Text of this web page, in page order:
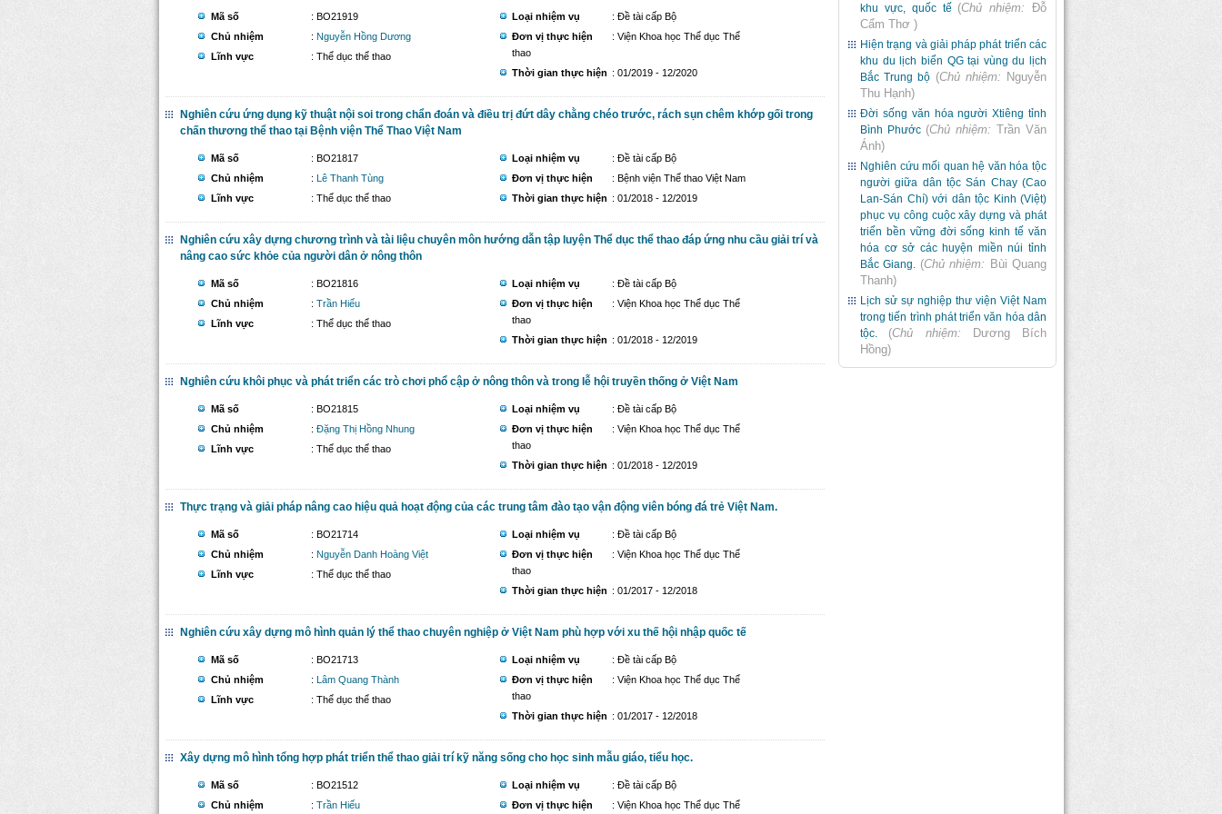
Mã số
: BO21919
Chủ nhiệm
: Nguyễn Hồng Dương
Lĩnh vực
: Thể dục thể thao
Loại nhiệm vụ
: Đề tài cấp Bộ
Đơn vị thực hiện
: Viện Khoa học Thể dục Thể
thao
Thời gian thực hiện : 01/2019 - 12/2020
Nghiên cứu ứng dụng kỹ thuật nội soi trong chẩn đoán và điều trị đứt dây chằng chéo trước, rách sụn chêm khớp gối trong
chấn thương thể thao tại Bệnh viện Thể Thao Việt Nam
Mã số
: BO21817
Chủ nhiệm
:
Lê Thanh Tùng
Lĩnh vực
: Thể dục thể thao
Loại nhiệm vụ
: Đề tài cấp Bộ
Đơn vị thực hiện
: Bệnh viện Thể thao Việt Nam
Thời gian thực hiện : 01/2018 - 12/2019
Nghiên cứu xây dựng chương trình và tài liệu chuyên môn hướng dẫn tập luyện Thể dục thể thao đáp ứng nhu cầu giải trí và
nâng cao sức khỏe của người dân ở nông thôn
Mã số
: BO21816
Chủ nhiệm
: Trần Hiếu
Lĩnh vực
: Thể dục thể thao
Loại nhiệm vụ
: Đề tài cấp Bộ
Đơn vị thực hiện
: Viện Khoa học Thể dục Thể
thao
Thời gian thực hiện : 01/2018 - 12/2019
Nghiên cứu khôi phục và phát triển các trò chơi phổ cập ở nông thôn và trong lễ hội truyền thống ở Việt Nam
Mã số
: BO21815
Chủ nhiệm
: Đặng Thị Hồng Nhung
Lĩnh vực
: Thể dục thể thao
Loại nhiệm vụ
: Đề tài cấp Bộ
Đơn vị thực hiện
: Viện Khoa học Thể dục Thể
thao
Thời gian thực hiện : 01/2018 - 12/2019
Thực trạng và giải pháp nâng cao hiệu quả hoạt động của các trung tâm đào tạo vận động viên bóng đá trẻ Việt Nam.
Mã số
: BO21714
Chủ nhiệm
: Nguyễn Danh Hoàng Việt
Lĩnh vực
: Thể dục thể thao
Loại nhiệm vụ
: Đề tài cấp Bộ
Đơn vị thực hiện
: Viện Khoa học Thể dục Thể
thao
Thời gian thực hiện : 01/2017 - 12/2018
Nghiên cứu xây dựng mô hình quản lý thể thao chuyên nghiệp ở Việt Nam phù hợp với xu thế hội nhập quốc tế
Mã số
: BO21713
Chủ nhiệm
:
Lâm Quang Thành
Lĩnh vực
: Thể dục thể thao
Loại nhiệm vụ
: Đề tài cấp Bộ
Đơn vị thực hiện
: Viện Khoa học Thể dục Thể
thao
Thời gian thực hiện : 01/2017 - 12/2018
Xây dựng mô hình tổng hợp phát triển thể thao giải trí kỹ năng sống cho học sinh mẫu giáo, tiểu học.
Mã số
: BO21512
Chủ nhiệm
: Trần Hiếu
Loại nhiệm vụ
: Đề tài cấp Bộ
Đơn vị thực hiện
: Viện Khoa học Thể dục Thể
khu vực, quốc tế (Chủ nhiệm:
Đỗ
Cẩm Thơ )
Hiện trạng và giải pháp phát triển các
khu du lịch biển QG tại vùng du lịch
Bắc Trung bộ (Chủ nhiệm: Nguyễn
Thu Hạnh)
Đời sống văn hóa người Xtiêng tỉnh
Bình Phước (Chủ nhiệm: Trần Văn
Ánh)
Nghiên cứu mối quan hệ văn hóa tộc
người giữa dân tộc Sán Chay (Cao
Lan-Sán Chí) với dân tộc Kinh (Việt)
phục vụ công cuộc xây dựng và phát
triển bền vững đời sống kinh tế văn
hóa cơ sở các huyện miền núi tỉnh
Bắc Giang. (Chủ nhiệm: Bùi Quang
Thanh)
Lịch sử sự nghiệp thư viện Việt Nam
trong tiến trình phát triển văn hóa dân
tộc.
(Chủ nhiệm:
Dương Bích
Hồng)